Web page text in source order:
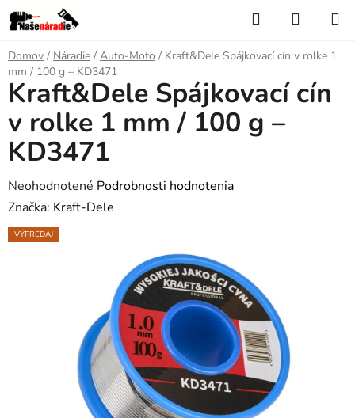
Prejsť
na
obsah
Hľadať
KOŠÍK
Domov / Náradie / Auto-Moto / Kraft&Dele Spájkovací cín v rolke 1
mm / 100 g – KD3471
Kraft&Dele Spájkovací cín
v rolke 1 mm / 100 g –
KD3471
Priemerné
hodnotenie
produktu
Neohodnotené Podrobnosti hodnotenia
Značka: Kraft-Dele
VÝPREDAJ